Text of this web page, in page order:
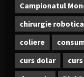
Campionatul
chirurgie robotica
coliere
curs dolar